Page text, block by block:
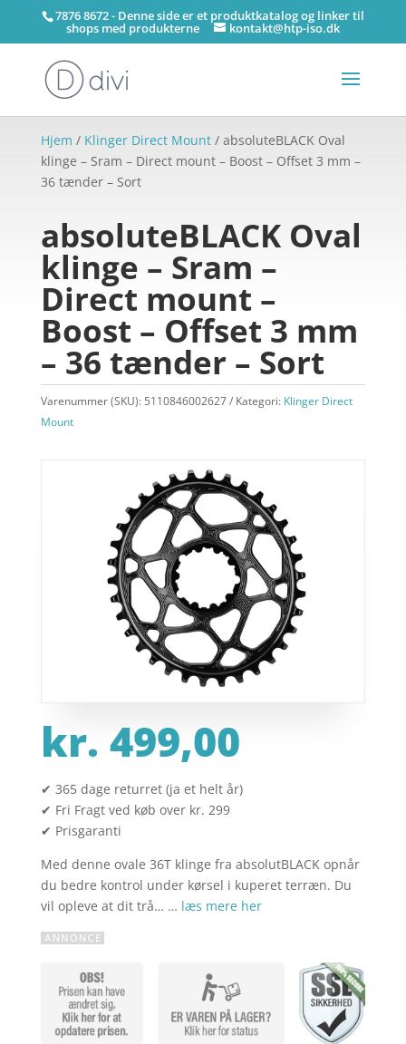
7876 8672 - Denne side er et produktkatalog og linker til
shops med produkterne kontakt@htp-iso.dk
Hjem / Klinger Direct Mount/ absoluteBLACK Oval
klinge – Sram – Direct mount – Boost – Offset 3 mm –
36 tænder – Sort
absoluteBLACK Oval
klinge – Sram –
Direct mount –
Boost – Offset 3 mm
– 36 tænder – Sort
Varenummer (SKU): 5110846002627 Kategori: Klinger Direct
Mount
kr. 499,00
✔ 365 dage returret (ja et helt år)
✔ Fri Fragt ved køb over kr. 299
✔ Prisgaranti
Med denne ovale 36T klinge fra absolutBLACK opnår
du bedre kontrol under kørsel i kuperet terræn. Du
vil opleve at dit trå… … læs mere her